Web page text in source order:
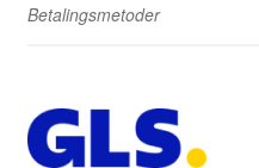
Betalingsmetoder